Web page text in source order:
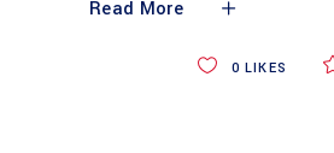
Read More
0 LIKES